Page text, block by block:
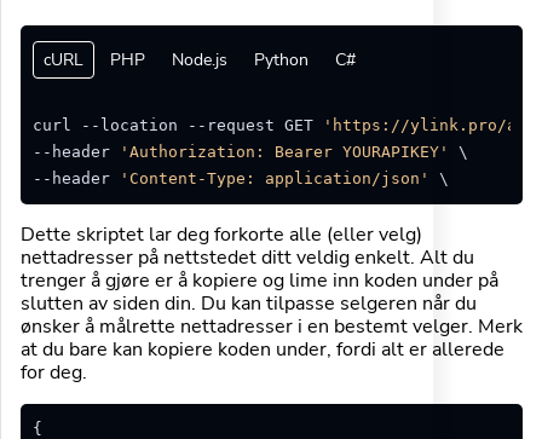
cURL PHP Node.js Python C#
curl --location --request GET
'https://ylink.pro/api/
--header
'Authorization: Bearer YOURAPIKEY'
\
--header
'Content-Type: application/json'
Dette skriptet lar deg forkorte alle (eller velg)
nettadresser på nettstedet ditt veldig enkelt. Alt du
trenger å gjøre er å kopiere og lime inn koden under på
slutten av siden din. Du kan tilpasse selgeren når du
ønsker å målrette nettadresser i en bestemt velger. Merk
at du bare kan kopiere koden under, fordi alt er allerede
for deg.
{